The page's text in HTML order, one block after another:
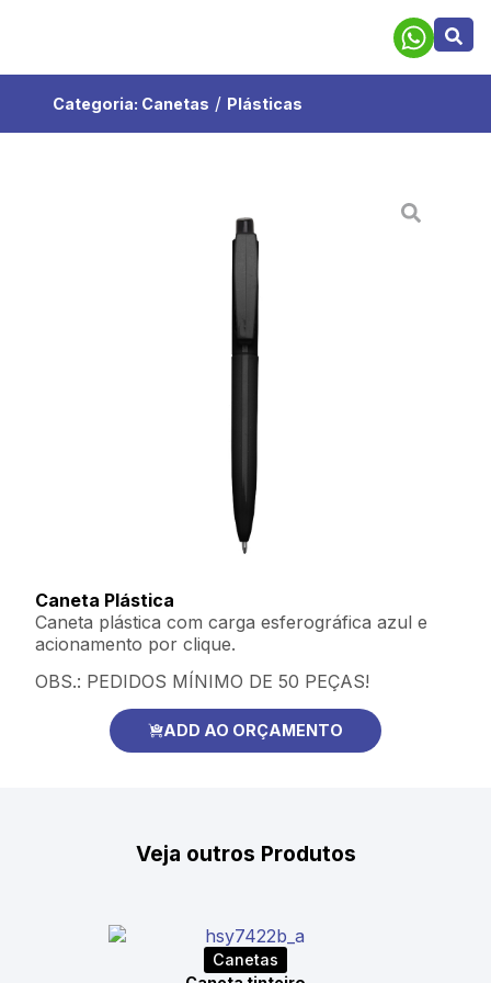
Categoria: Canetas / Plásticas
Caneta Plástica
Caneta plástica com carga esferográfica azul e
acionamento por clique.
OBS.: PEDIDOS MÍNIMO DE 50 PEÇAS!
ADD AO ORÇAMENTO
Veja outros Produtos
Canetas